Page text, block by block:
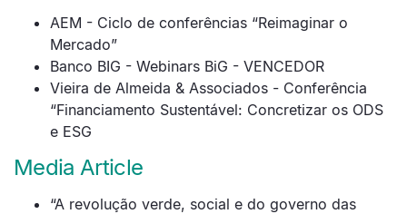
AEM - Ciclo de conferências “Reimaginar o
Mercado”
Banco BIG - Webinars BiG - VENCEDOR
Vieira de Almeida & Associados - Conferência
“Financiamento Sustentável: Concretizar os ODS
e ESG
Media Article
“A revolução verde, social e do governo das